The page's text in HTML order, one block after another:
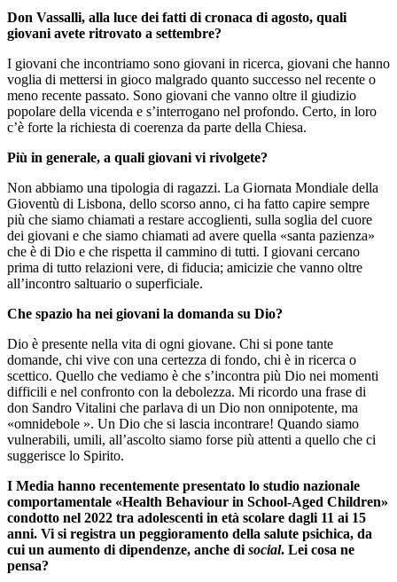
Don Vassalli, alla luce dei fatti di cronaca di agosto, quali
giovani avete ritrovato a settembre?
I giovani che incontriamo sono giovani in ricerca, giovani che hanno
voglia di mettersi in gioco malgrado quanto successo nel recente o
meno recente passato. Sono giovani che vanno oltre il giudizio
popolare della vicenda e s’interrogano nel profondo. Certo, in loro
c’è forte la richiesta di coerenza da parte della Chiesa.
Più in generale, a quali giovani vi rivolgete?
Non abbiamo una tipologia di ragazzi. La Giornata Mondiale della
Gioventù di Lisbona, dello scorso anno, ci ha fatto capire sempre
più che siamo chiamati a restare accoglienti, sulla soglia del cuore
dei giovani e che siamo chiamati ad avere quella «santa pazienza»
che è di Dio e che rispetta il cammino di tutti. I giovani cercano
prima di tutto relazioni vere, di fiducia; amicizie che vanno oltre
all’incontro saltuario o superficiale.
Che spazio ha nei giovani la domanda su Dio?
Dio è presente nella vita di ogni giovane. Chi si pone tante
domande, chi vive con una certezza di fondo, chi è in ricerca o
scettico. Quello che vediamo è che s’incontra più Dio nei momenti
difficili e nel confronto con la debolezza. Mi ricordo una frase di
don Sandro Vitalini che parlava di un Dio non onnipotente, ma
«omnidebole ». Un Dio che si lascia incontrare! Quando siamo
vulnerabili, umili, all’ascolto siamo forse più attenti a quello che ci
suggerisce lo Spirito.
I Media hanno recentemente presentato lo studio nazionale
comportamentale «Health Behaviour in School-Aged Children»
condotto nel 2022 tra adolescenti in età scolare dagli 11 ai 15
anni. Vi si registra un peggioramento della salute psichica, da
cui un aumento di dipendenze, anche di social. Lei cosa ne
pensa?